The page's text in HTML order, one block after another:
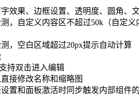
效果、边框设置、透明度、圆角、
，自定义内容区不超过50k（自定
，空白区域超过20px提示自动计算
持双击进入编辑
接修改名称和缩略图
置和面板激活时同步触发内部组件